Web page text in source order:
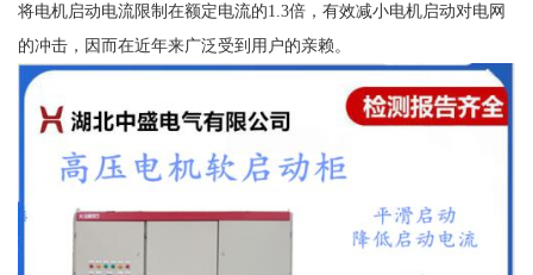
将电机启动电流限制在额定电流的1.3倍，有效减小电机启动对电网
的冲击，因而在近年来广泛受到用户的亲赖。